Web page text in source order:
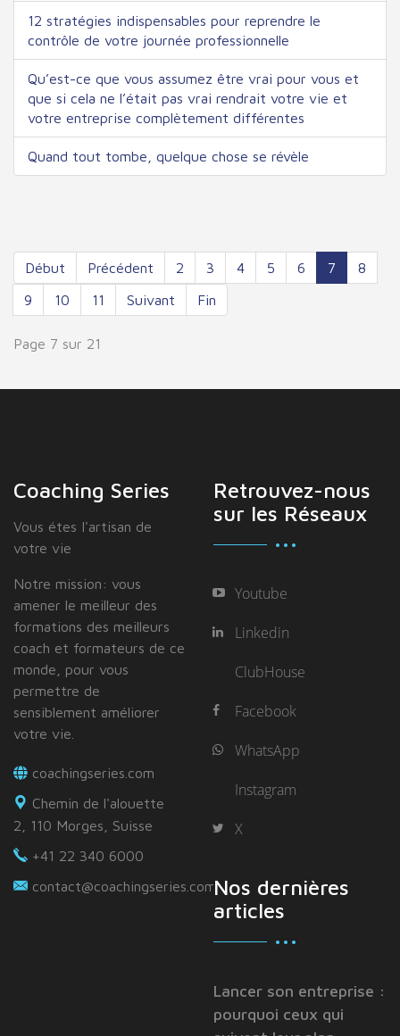
12 stratégies indispensables pour reprendre le
contrôle de votre journée professionnelle
Qu’est-ce que vous assumez être vrai pour vous et
que si cela ne l’était pas vrai rendrait votre vie et
votre entreprise complètement différentes
Quand tout tombe, quelque chose se révèle
Début Précédent 2 3 4 5 6 7
8
9
10 11 Suivant Fin
Page 7 sur 21
Coaching Series
Vous étes I'artisan de
votre vie
Notre mission: vous
amener le meilleur des
formations des meilleurs
coach et formateurs de ce
monde, pour vous
permettre de
sensiblement améliorer
votre vie.
coachingseries.com
Chemin de l'alouette
2, 110 Morges, Suisse
+41 22 340 6000
contact@coachingseries.com
Retrouvez-nous
sur les Réseaux
Youtube
Linkedin
ClubHouse
Facebook
WhatsApp
Instagram
X
Nos dernières
articles
Lancer son entreprise :
pourquoi ceux qui